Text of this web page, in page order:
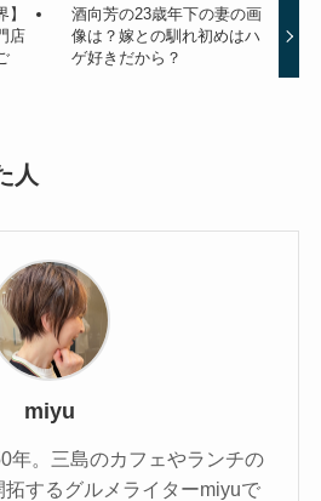
店
酒向芳の23歳年下の妻の画
像は？嫁との馴れ初めはハ
ゲ好きだから？
人
miyu
年。三島のカフェやランチの
するグルメライターmiyuで